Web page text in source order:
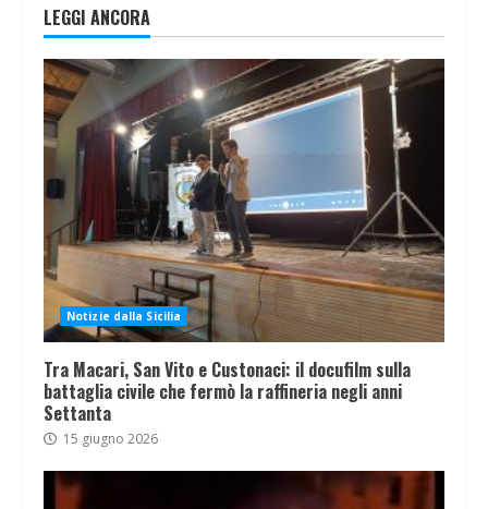
LEGGI ANCORA
Notizie dalla Sicilia
Tra Macari, San Vito e Custonaci: il docufilm sulla
battaglia civile che fermò la raffineria negli anni
Settanta
15 giugno 2026